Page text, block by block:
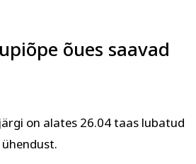
õues saavad
on alates 26.04 taas lubatud